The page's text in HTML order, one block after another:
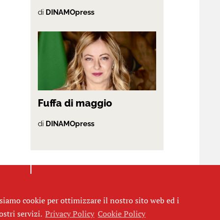
di DINAMOpress
Fuffa di maggio
di DINAMOpress
cookie per ottimizzare il nostro sito web ed i
servizi. Privacy Policy Cookie Policy